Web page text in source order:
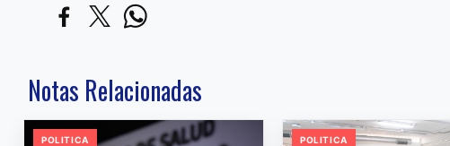
Notas Relacionadas
POLITICA POLITICA